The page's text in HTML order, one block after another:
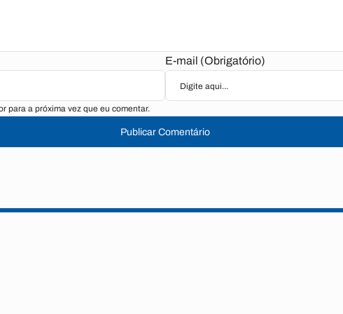
E-mail (Obrigatório)
para a próxima vez que eu comentar.
Publicar Comentário